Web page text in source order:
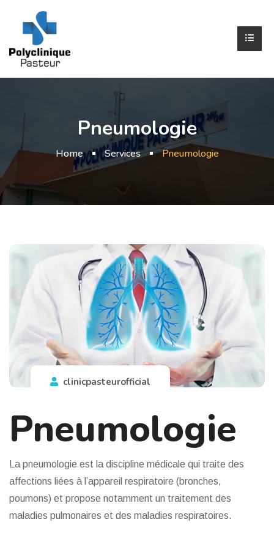
Pneumologie
Home Services Pneumologie
clinicpasteurofficial
Pneumologie
La pneumologie est la discipline médicale qui traite des
affections liées à l’appareil respiratoire (bronches,
poumons) et propose notamment un traitement des
maladies pulmonaires et des maladies respiratoires.